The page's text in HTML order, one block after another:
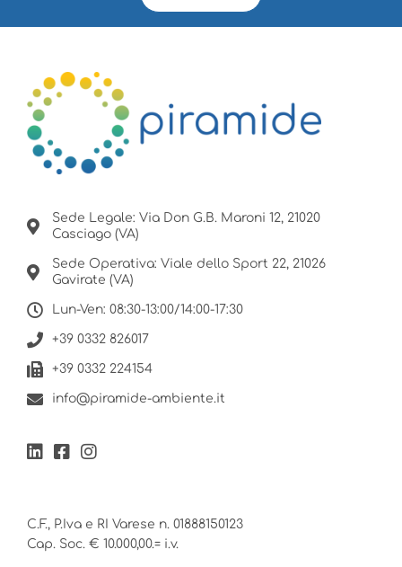
Sede Legale: Via Don G.B. Maroni 12, 21020
Casciago (VA)
Sede Operativa: Viale dello Sport 22, 21026
Gavirate (VA)
Lun-Ven: 08:30-13:00/14:00-17:30
+39 0332 826017
+39 0332 224154
info@piramide-ambiente.it
C.F., P.Iva e RI Varese n. 01888150123
Cap. Soc. € 10.000,00.= i.v.